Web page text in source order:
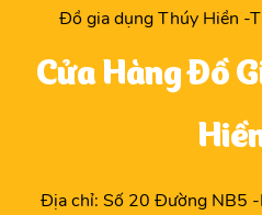
Đồ gia dụng Thúy Hiền -
Cửa Hàng Đồ
Địa chỉ: Số 20 Đường NB5